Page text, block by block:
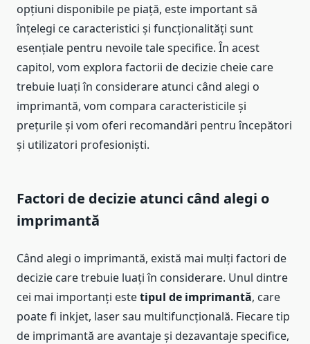
opțiuni disponibile pe piață, este important să
înțelegi ce caracteristici și funcționalități sunt
esențiale pentru nevoile tale specifice. În acest
capitol, vom explora factorii de decizie cheie care
trebuie luați în considerare atunci când alegi o
imprimantă, vom compara caracteristicile și
prețurile și vom oferi recomandări pentru începători
și utilizatori profesioniști.
Factori de decizie atunci când alegi o
imprimantă
Când alegi o imprimantă, există mai mulți factori de
decizie care trebuie luați în considerare. Unul dintre
cei mai importanți estetipul de imprimantă, care
poate fi inkjet, laser sau multifuncțională. Fiecare tip
de imprimantă are avantaje și dezavantaje specifice,